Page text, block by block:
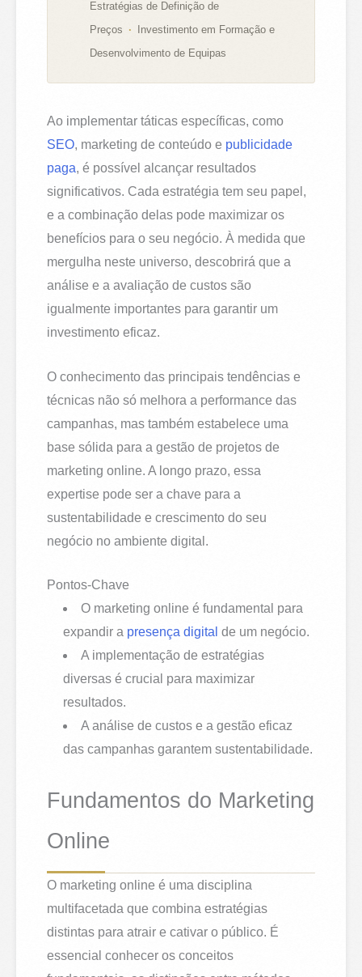
Estratégias de Definição de
Preços
Investimento em Formação e
Desenvolvimento de Equipas
Ao implementar táticas específicas, como
SEO, marketing de conteúdo e publicidade
paga, é possível alcançar resultados
significativos. Cada estratégia tem seu papel,
e a combinação delas pode maximizar os
benefícios para o seu negócio. À medida que
mergulha neste universo, descobrirá que a
análise e a avaliação de custos são
igualmente importantes para garantir um
investimento eficaz.
O conhecimento das principais tendências e
técnicas não só melhora a performance das
campanhas, mas também estabelece uma
base sólida para a gestão de projetos de
marketing online. A longo prazo, essa
expertise pode ser a chave para a
sustentabilidade e crescimento do seu
negócio no ambiente digital.
Pontos-Chave
O marketing online é fundamental para
expandir a presença digital de um negócio.
A implementação de estratégias
diversas é crucial para maximizar
resultados.
A análise de custos e a gestão eficaz
das campanhas garantem sustentabilidade.
Fundamentos do Marketing
Online
O marketing online é uma disciplina
multifacetada que combina estratégias
distintas para atrair e cativar o público. É
essencial conhecer os conceitos